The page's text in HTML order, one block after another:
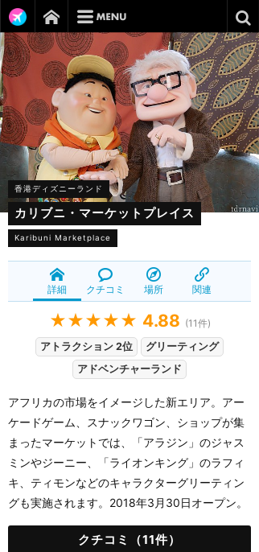
香港ディズニーランド
カリブニ・マーケットプレイス
Karibuni Marketplace
詳細 クチコミ 場所 関連
★★★★★ 4.88 (11件)
アトラクション 2位
グリーティング
アドベンチャーランド
アフリカの市場をイメージした新エリア。アー
ケードゲーム、スナックワゴン、ショップが集
まったマーケットでは、「アラジン」のジャス
ミンやジーニー、「ライオンキング」のラフィ
キ、ティモンなどのキャラクターグリーティン
グも実施されます。2018年3月30日オープン。
クチコミ（11件）